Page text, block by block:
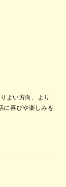
よい方向、より
に喜びや楽しみを